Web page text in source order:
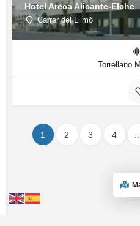
Hotel Areca Alicante-Elche
Carrer del Llimó
Torrellano
1 2 3 4